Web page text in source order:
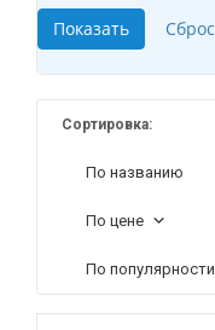
Сортировка:
По названию
По цене
По популярности